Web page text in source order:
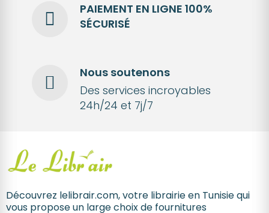
PAIEMENT EN LIGNE 100%
SÉCURISÉ
Nous soutenons
Des services incroyables
24h/24 et 7j/7
Découvrez lelibrair.com, votre librairie en Tunisie qui
vous propose un large choix de fournitures